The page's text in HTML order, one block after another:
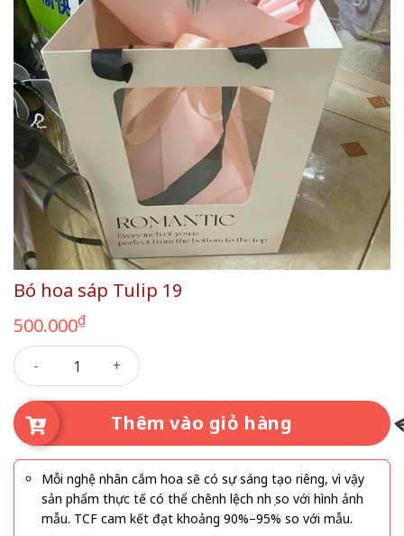
Bó hoa sáp Tulip 19
500.000₫
Bó hoa sáp Tulip 19 số lượng
Thêm vào giỏ hàng
Mỗi nghệ nhân cắm hoa sẽ có sự sáng tạo riêng, vì vậy
sản phẩm thực tế có thể chênh lệch nhẹ so với hình ảnh
mẫu. TCF cam kết đạt khoảng 90%–95% so với mẫu.